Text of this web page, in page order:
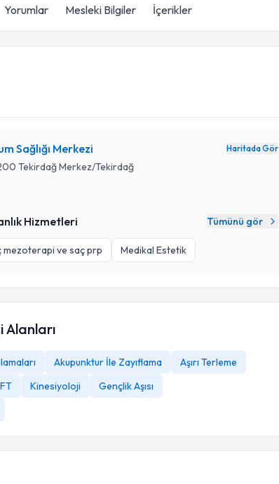
Yorumlar Mesleki Bilgiler İçerikler
Sağlığı Merkezi Haritada Gör
Tekirdağ Merkez/Tekirdağ
Hizmetleri Tümünü gör
mezoterapi ve saç prp Medikal Estetik
Alanları
Akupunktur İle Zayıflama
Aşırı Terleme
Kinesiyoloji
Gençlik Aşısı